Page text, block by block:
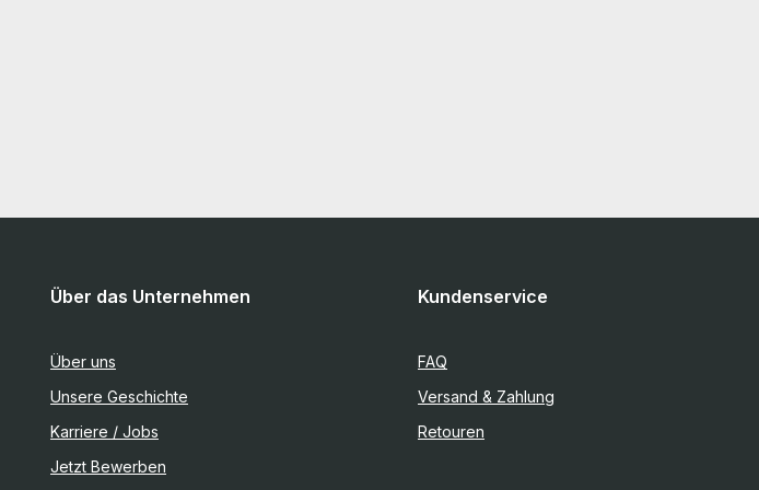
Über das Unternehmen
Über uns
Unsere Geschichte
Karriere / Jobs
Jetzt Bewerben
Kundenservice
FAQ
Versand & Zahlung
Retouren